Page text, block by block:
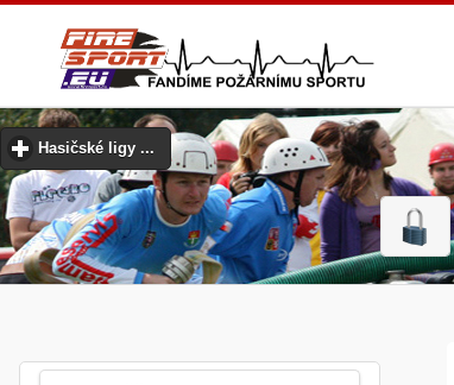
Hasičské ligy ... click to expand contents